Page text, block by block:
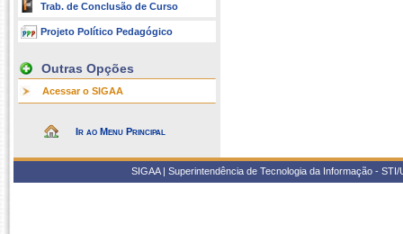
Trab. de Conclusão de Curso
Projeto Político Pedagógico
Outras Opções
Acessar o SIGAA
Ir ao Menu Principal
SIGAA | Superintendência de Tecnologia da Informação -